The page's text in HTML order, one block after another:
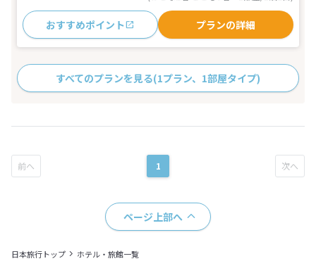
おすすめポイント プランの詳細
すべてのプランを見る(1プラン、1部屋タイプ)
1
ページ上部へ
日本旅行トップ ホテル・旅館一覧